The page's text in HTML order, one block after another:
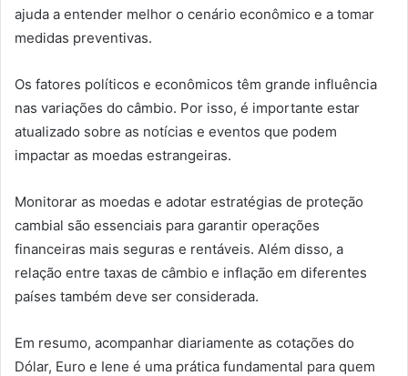
ajuda a entender melhor o cenário econômico e a tomar
medidas preventivas.
Os fatores políticos e econômicos têm grande influência
nas variações do câmbio. Por isso, é importante estar
atualizado sobre as notícias e eventos que podem
impactar as moedas estrangeiras.
Monitorar as moedas e adotar estratégias de proteção
cambial são essenciais para garantir operações
financeiras mais seguras e rentáveis. Além disso, a
relação entre taxas de câmbio e inflação em diferentes
países também deve ser considerada.
Em resumo, acompanhar diariamente as cotações do
Dólar, Euro e Iene é uma prática fundamental para quem